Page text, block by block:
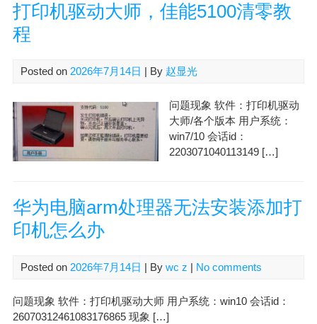
打印机驱动大师，佳能5100清零教
程
Posted on 2026年7月14日 | By 赵显光
问题现象 软件：打印机驱动
大师/各个版本 用户系统：
win7/10 会话id：
2203071040113149 […]
华为电脑arm处理器无法安装添加打
印机怎么办
Posted on 2026年7月14日 | By wc z No comments
问题现象 软件：打印机驱动大师 用户系统：win10 会话id：
26070312461083176865 现象 […]